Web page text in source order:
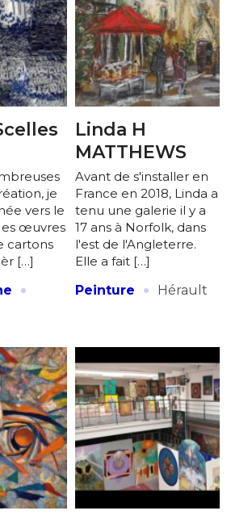
je
vers le
œuvres
cartons
[…]
·
Linda H
MATTHEWS
Avant de s'installer en
France en 2018, Linda a
tenu une galerie il y a
17 ans à Norfolk, dans
l'est de l'Angleterre.
Elle a fait […]
Peinture
· Hérault